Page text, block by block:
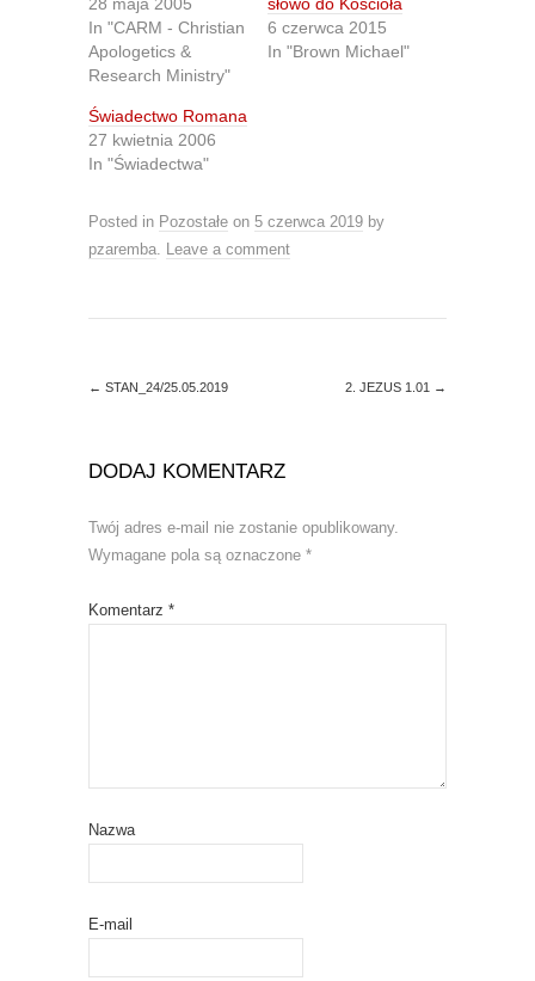
o
n
T
w
i
t
e
r
(
O
n
s
i
n
w
o
w
o
n
F
a
c
e
o
o
k
(
n
s
i
w
d
o
In "CARM - Christian
Apologetics &
Research Ministry"
6 czerwca 2015
In "Brown Michael"
Świadectwo Romana
27 kwietnia 2006
In "Świadectwa"
Posted in Pozostałe on 5 czerwca 2019 by
pzaremba. Leave a comment
← STAN_24/25.05.2019 2. JEZUS 1.01 →
DODAJ KOMENTARZ
Twój adres e-mail nie zostanie opublikowany.
Wymagane pola są oznaczone *
Komentarz *
Nazwa
E-mail